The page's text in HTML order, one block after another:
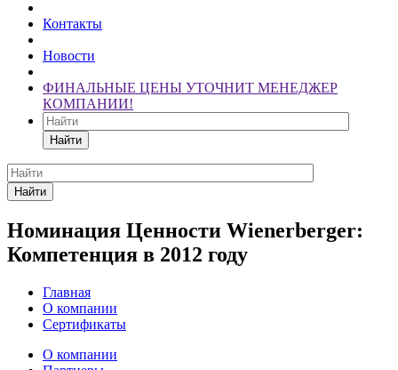
Контакты
Новости
ФИНАЛЬНЫЕ ЦЕНЫ УТОЧНИТ МЕНЕДЖЕР
КОМПАНИИ!
Найти
Найти
Номинация Ценности Wienerberger:
Компетенция в 2012 году
Главная
О компании
Сертификаты
О компании